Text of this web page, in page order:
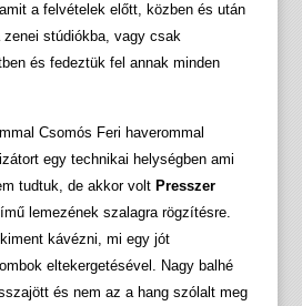
a felvételek előtt, közben és után
stúdiókba, vagy csak
és fedeztük fel annak minden
Csomós Feri haverommal
egy technikai helységben ami
tudtuk, de akkor volt Presszer
lemezének szalagra rögzítésre.
kávézni, mi egy jót
eltekergetésével. Nagy balhé
és nem az a hang szólalt meg